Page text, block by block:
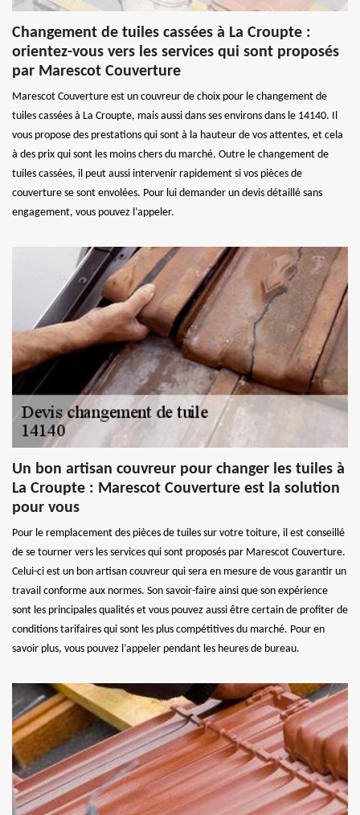
Changement de tuiles cassées à La Croupte :
orientez-vous vers les services qui sont proposés
par Marescot Couverture
Marescot Couverture est un couvreur de choix pour le changement de
tuiles cassées à La Croupte, mais aussi dans ses environs dans le 14140. Il
vous propose des prestations qui sont à la hauteur de vos attentes, et cela
à des prix qui sont les moins chers du marché. Outre le changement de
tuiles cassées, il peut aussi intervenir rapidement si vos pièces de
couverture se sont envolées. Pour lui demander un devis détaillé sans
engagement, vous pouvez l’appeler.
Un bon artisan couvreur pour changer les tuiles à
La Croupte : Marescot Couverture est la solution
pour vous
Pour le remplacement des pièces de tuiles sur votre toiture, il est conseillé
de se tourner vers les services qui sont proposés par Marescot Couverture.
Celui-ci est un bon artisan couvreur qui sera en mesure de vous garantir un
travail conforme aux normes. Son savoir-faire ainsi que son expérience
sont les principales qualités et vous pouvez aussi être certain de profiter de
conditions tarifaires qui sont les plus compétitives du marché. Pour en
savoir plus, vous pouvez l’appeler pendant les heures de bureau.